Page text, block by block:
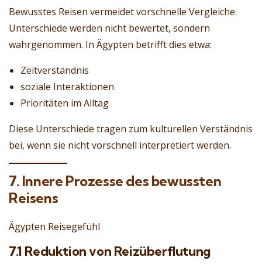
Bewusstes Reisen vermeidet vorschnelle Vergleiche.
Unterschiede werden nicht bewertet, sondern
wahrgenommen. In Ägypten betrifft dies etwa:
Zeitverständnis
soziale Interaktionen
Prioritäten im Alltag
Diese Unterschiede tragen zum kulturellen Verständnis
bei, wenn sie nicht vorschnell interpretiert werden.
7. Innere Prozesse des bewussten
Reisens
Ägypten Reisegefühl
7.1 Reduktion von Reizüberflutung